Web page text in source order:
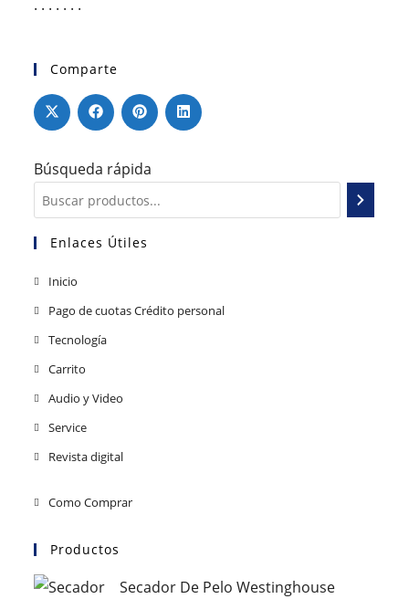
. . . . . . .
Comparte
Búsqueda rápida
Enlaces Útiles
Inicio
Pago de cuotas Crédito personal
Tecnología
Carrito
Audio y Video
Service
Revista digital
Como Comprar
Productos
Secador De Pelo Westinghouse